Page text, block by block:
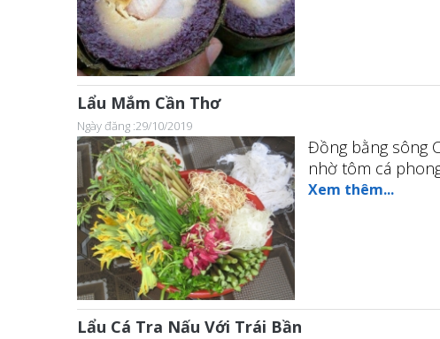
Lẩu Mắm Cần Thơ
Ngày đăng :29/10/2019
Đồng bằng sông
nhờ tôm cá
Xem thêm...
Lẩu Cá Tra Nấu Với Trái Bần